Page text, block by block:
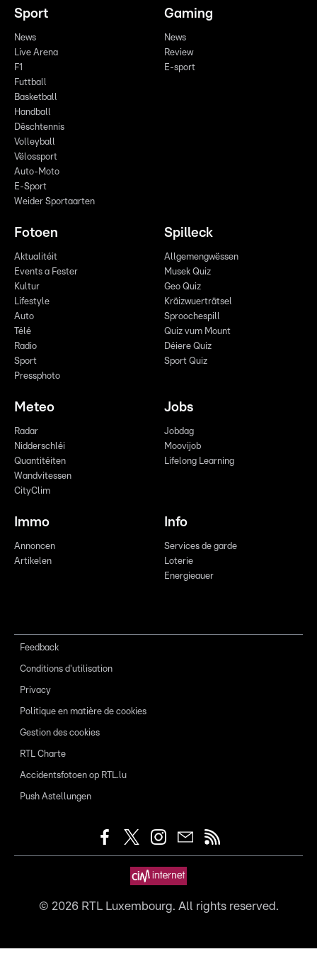
Sport
News
Live Arena
F1
Futtball
Basketball
Handball
Dëschtennis
Volleyball
Vëlossport
Auto-Moto
E-Sport
Weider Sportaarten
Gaming
News
Review
E-sport
Fotoen
Aktualitéit
Events a Fester
Kultur
Lifestyle
Auto
Télé
Radio
Sport
Pressphoto
Spilleck
Allgemengwëssen
Musek Quiz
Geo Quiz
Kräizwuerträtsel
Sproochespill
Quiz vum Mount
Déiere Quiz
Sport Quiz
Meteo
Radar
Nidderschléi
Quantitéiten
Wandvitessen
CityClim
Jobs
Jobdag
Moovijob
Lifelong Learning
Immo
Annoncen
Artikelen
Info
Services de garde
Loterie
Energieauer
Feedback
Conditions d'utilisation
Privacy
Politique en matière de cookies
Gestion des cookies
RTL Charte
Accidentsfotoen op RTL.lu
Push Astellungen
© 2026RTL Luxembourg. All rights reserved.